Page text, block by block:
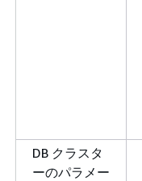
DB クラスタ
ーのパラメー